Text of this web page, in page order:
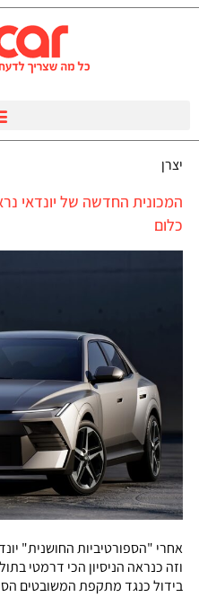
יצרן
המכונית החדשה של יונדאי
כלום
אחרי "הספורטיביות החושנית"
וזה כנראה הניסיון הכי דרמטי
בידול כנגד מתקפת המשובטים